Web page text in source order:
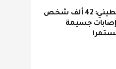
الإحصاء الفلسطيني: 42 ألف شخص
إصابات جسيمة